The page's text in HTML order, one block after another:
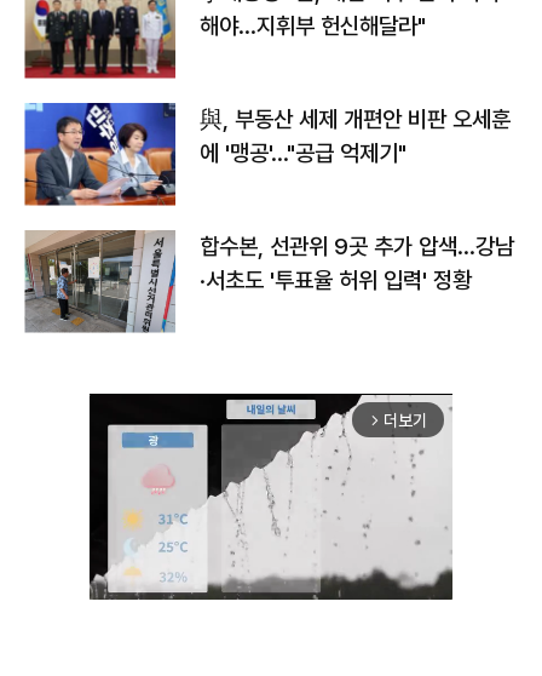
해야…지휘부 헌신해달라"
與, 부동산 세제 개편안 비판 오세훈
에 '맹공'…"공급 억제기"
합수본, 선관위 9곳 추가 압색…강남
·서초도 '투표율 허위 입력' 정황
arrow_forward_ios 더보기